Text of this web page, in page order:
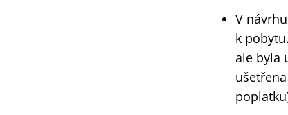
V
k
ale byla